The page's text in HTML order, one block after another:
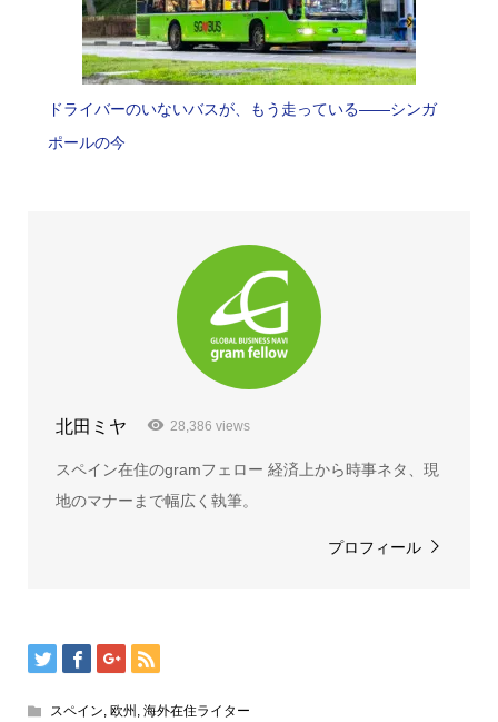
ドライバーのいないバスが、もう走っている――シンガ
ポールの今
北田ミヤ 28,386 views
スペイン在住のgramフェロー 経済上から時事ネタ、現
地のマナーまで幅広く執筆。
プロフィール
スペイン, 欧州 , 海外在住ライター